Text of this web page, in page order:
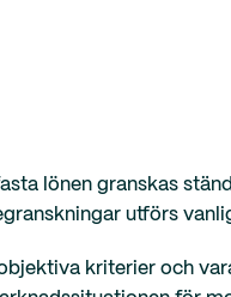
lönen granskas
utförs
kriterier och